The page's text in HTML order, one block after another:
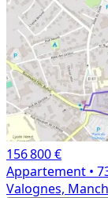
156 800 €
Appartement •
Valognes,